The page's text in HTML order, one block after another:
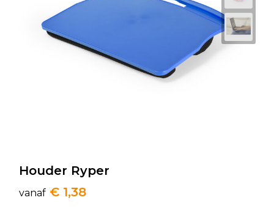
Houder Ryper
vanaf € 1,38